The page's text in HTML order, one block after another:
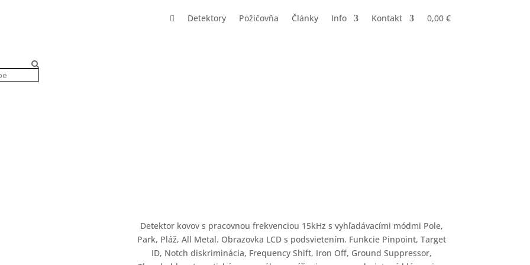
 Detektory Požičovňa Články Info Kontakt 0,00 €
Detektor kovov s pracovnou frekvenciou 15kHz s vyhľadávacími módmi Pole,
Park, Pláž, All Metal. Obrazovka LCD s podsvietením. Funkcie Pinpoint, Target
ID, Notch diskriminácia, Frequency Shift, Iron Off, Ground Suppressor,